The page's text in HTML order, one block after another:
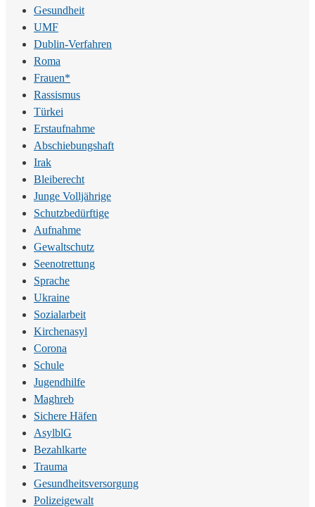
Gesundheit
UMF
Dublin-Verfahren
Roma
Frauen*
Rassismus
Türkei
Erstaufnahme
Abschiebungshaft
Irak
Bleiberecht
Junge Volljährige
Schutzbedürftige
Aufnahme
Gewaltschutz
Seenotrettung
Sprache
Ukraine
Sozialarbeit
Kirchenasyl
Corona
Schule
Jugendhilfe
Maghreb
Sichere Häfen
AsylblG
Bezahlkarte
Trauma
Gesundheitsversorgung
Polizeigewalt